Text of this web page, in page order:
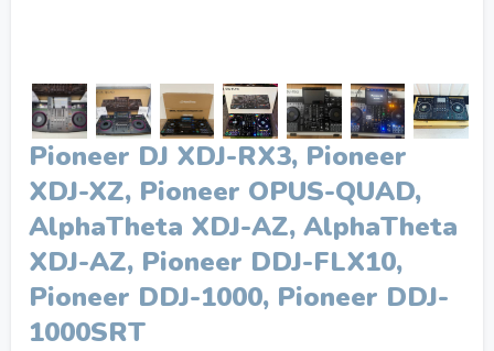
Pioneer DJ XDJ-RX3, Pioneer
XDJ-XZ, Pioneer OPUS-QUAD,
AlphaTheta XDJ-AZ, AlphaTheta
XDJ-AZ, Pioneer DDJ-FLX10,
Pioneer DDJ-1000, Pioneer DDJ-
1000SRT